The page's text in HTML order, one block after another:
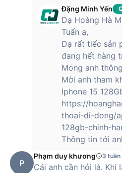
Dung lượng pin khoẻ và
iPhone 13 có dung lượng pin là
cũ. Theo Apple khẳng định, với
nay sẽ cho người dùng thời
so với dòng iPhone 12 năm ngoái.
Về kết nối, iPhone 13 được hỗ
100% với hơn 200 nhà mạng
gồm cả 3 nhà mạng lớn tại Việt
Hiện tại, Hoàng Hà Mobile đã
quyền chính thức của Apple tại
cho khách hàng những sản
phải chăng nhất.
Đặng Minh Yến
Dạ Hoàng Hà
Tuấn ạ,
Dạ rất tiếc sản
đang hết hàng
Mong anh
Mời anh tham
Iphone 15
https://
thoai-di-dong/
128gb-chinh-
Thông tin tới
P
Phạm duy khương 3
Cái anh cần hỏi là. Khi